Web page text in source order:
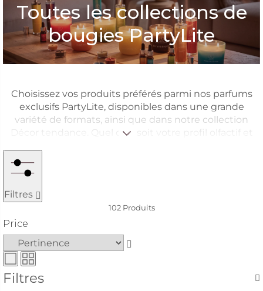
Toutes les collections de
bougies PartyLite
Choisissez vos produits préférés parmi nos parfums
exclusifs PartyLite, disponibles dans une grande
variété de formats, ainsi que dans notre collection
Décor tendance. Quel que soit votre profil olfactif et
accompagnons pour trouver la fragrance idéale et le
format parfait afin de sublimer votre intérieur avec
Filtres
102Produits
Price
Filtres